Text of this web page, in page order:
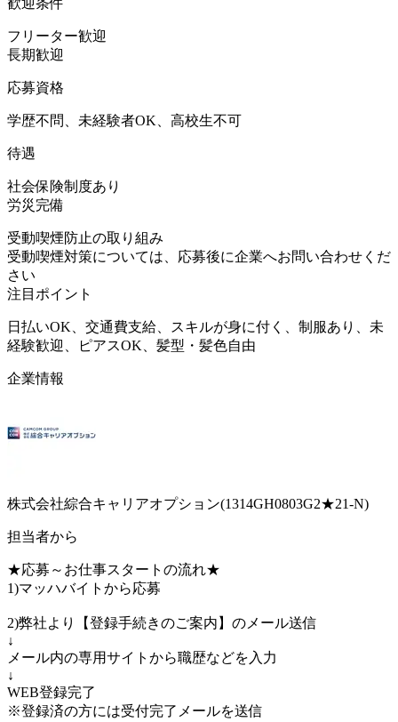
フリーター歓迎
長期歓迎
応募資格
学歴不問、未経験者OK、高校生不可
待遇
社会保険制度あり
労災完備
受動喫煙防止の取り組み
受動喫煙対策については、応募後に企業へお問い合わせくだ
さい
注目ポイント
日払いOK、交通費支給、スキルが身に付く、制服あり、未
経験歓迎、ピアスOK、髪型・髪色自由
企業情報
株式会社綜合キャリアオプション(1314GH0803G2★21-N)
担当者から
★応募～お仕事スタートの流れ★
1)マッハバイトから応募
2)弊社より【登録手続きのご案内】のメール送信
↓
メール内の専用サイトから職歴などを入力
↓
WEB登録完了
※登録済の方には受付完了メールを送信